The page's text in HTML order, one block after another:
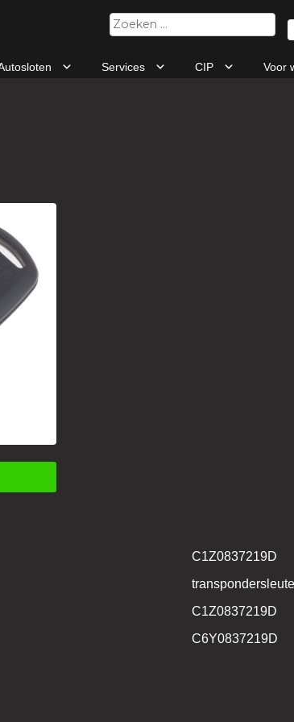
Zoeken
naar:
Services CIP Voor
C1Z0837219D
C1Z0837219D
C6Y0837219D